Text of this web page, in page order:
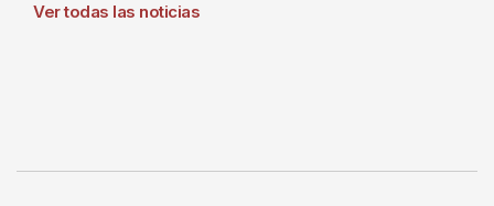
Ver todas las noticias